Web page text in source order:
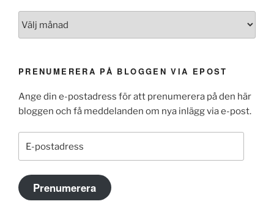
PRENUMERERA PÅ BLOGGEN VIA EPOST
Ange din e-postadress för att prenumerera på den här
bloggen och få meddelanden om nya inlägg via e-post.
postadress
Prenumerera